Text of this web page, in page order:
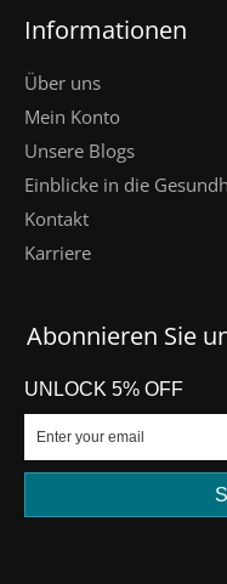
Informationen
Über uns
Mein Konto
Unsere Blogs
Einblicke in die
Kontakt
Karriere
Abonnieren Sie
UNLOCK 5% OFF